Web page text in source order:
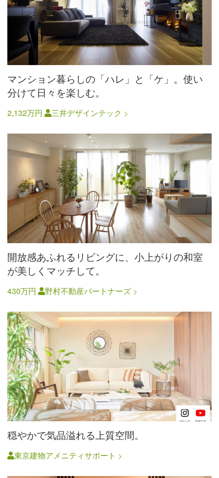
マンション暮らしの「ハレ」と「ケ」。使い
分けて日々を楽しむ。
2,132万円 三井デザインテック
開放感あふれるリビングに、小上がりの和室
が美しくマッチして。
430万円 野村不動産パートナーズ
穏やかで気品溢れる上質空間。
東京建物アメニティサポート